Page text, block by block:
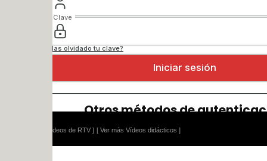
[ Ver más Vídeos didácticos ]